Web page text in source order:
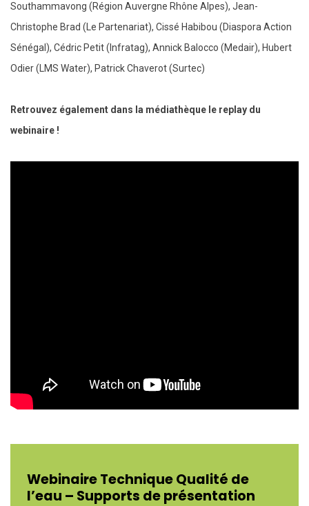
Southammavong (Région Auvergne Rhône Alpes), Jean-
Christophe Brad (Le Partenariat), Cissé Habibou (Diaspora Action
Sénégal), Cédric Petit (Infratag), Annick Balocco (Medair), Hubert
Odier (LMS Water), Patrick Chaverot (Surtec)
Retrouvez également dans la médiathèque le replay du
webinaire !
Webinaire Technique Qualité de
l’eau – Supports de présentation